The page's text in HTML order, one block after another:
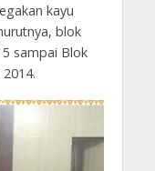
kayu
blok
sampai Blok